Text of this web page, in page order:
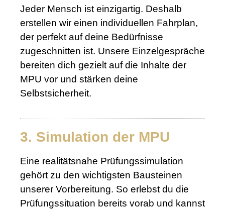
Jeder Mensch ist einzigartig. Deshalb
erstellen wir einen individuellen Fahrplan,
der perfekt auf deine Bedürfnisse
zugeschnitten ist. Unsere Einzelgespräche
bereiten dich gezielt auf die Inhalte der
MPU vor und stärken deine
Selbstsicherheit.
3. Simulation der MPU
Eine realitätsnahe Prüfungssimulation
gehört zu den wichtigsten Bausteinen
unserer Vorbereitung. So erlebst du die
Prüfungssituation bereits vorab und kannst